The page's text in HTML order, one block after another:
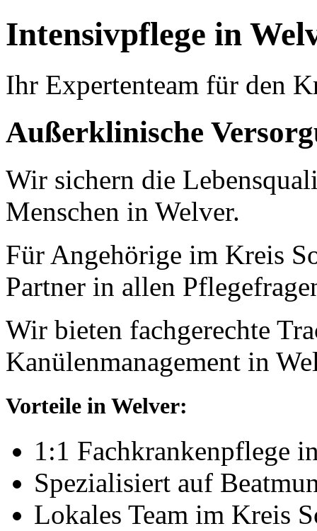
Intensivpflege in
Ihr Expertenteam für den
Außerklinische
Wir sichern die
Menschen in Welver.
Für Angehörige im Kreis
Partner in allen
Wir bieten fachgerechte
Kanülenmanagement in
Vorteile in Welver:
1:1 Fachkrankenpflege
Spezialisiert auf
Lokales Team im Kreis